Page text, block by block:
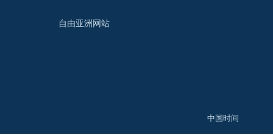
自由亚洲网站
中国时间